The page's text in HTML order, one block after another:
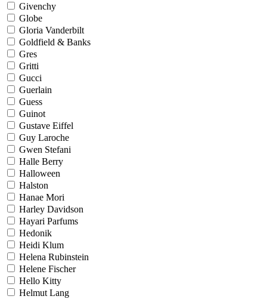
Givenchy
Globe
Gloria Vanderbilt
Goldfield & Banks
Gres
Gritti
Gucci
Guerlain
Guess
Guinot
Gustave Eiffel
Guy Laroche
Gwen Stefani
Halle Berry
Halloween
Halston
Hanae Mori
Harley Davidson
Hayari Parfums
Hedonik
Heidi Klum
Helena Rubinstein
Helene Fischer
Hello Kitty
Helmut Lang